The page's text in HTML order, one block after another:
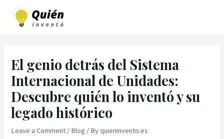
El genio detrás del Sistema
Internacional de Unidades:
Descubre quién lo inventó y su
legado histórico
Leave a Comment / Blog / Byquieninvento.es